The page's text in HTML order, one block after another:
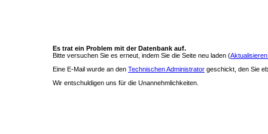
Es trat ein Problem mit der Datenbank auf.
Bitte versuchen Sie es erneut, indem Sie die Seite neu laden (
Eine E-Mail wurde an den Technischen Administrator geschickt, den Sie
Wir entschuldigen uns für die Unannehmlichkeiten.